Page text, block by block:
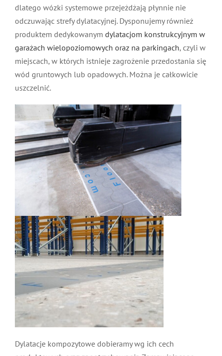
dlatego wózki systemowe przejeżdżają płynnie nie
odczuwając strefy dylatacyjnej. Dysponujemy również
produktem dedykowanym dylatacjom konstrukcyjnym w
garażach wielopoziomowych oraz na parkingach, czyli w
miejscach, w których istnieje zagrożenie przedostania się
wód gruntowych lub opadowych. Można je całkowicie
uszczelnić.
Dylatacje kompozytowe dobieramy wg ich cech